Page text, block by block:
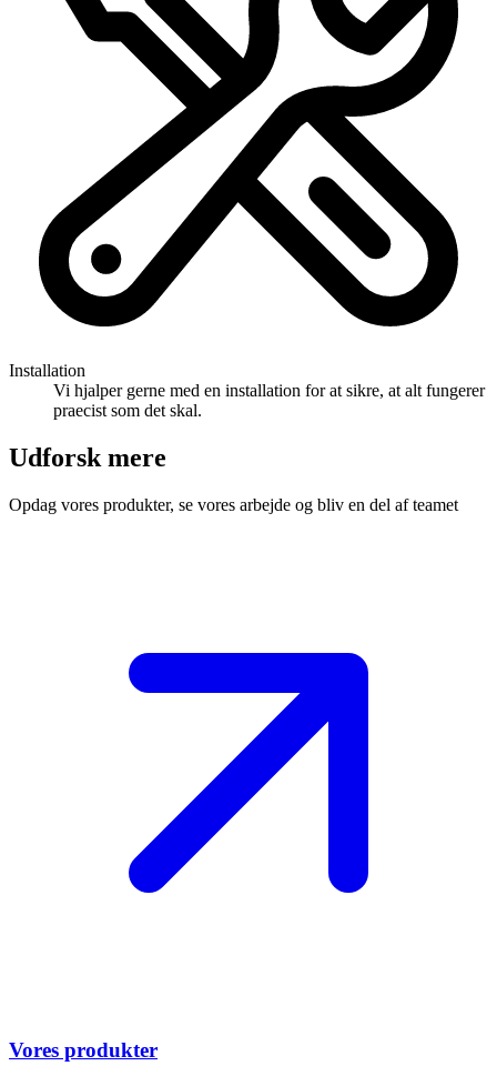
Installation
Vi hjalper gerne med en installation for at sikre, at alt fungerer
praecist som det skal.
Udforsk mere
Opdag vores produkter, se vores arbejde og bliv en del af teamet
Vores produkter